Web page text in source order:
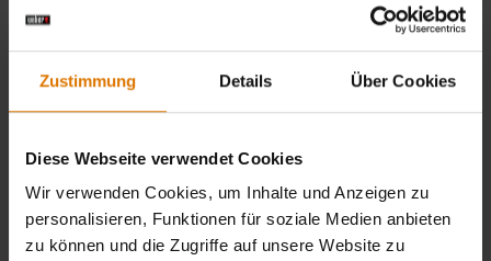
Zustimmung Details Über Cookies
Diese Webseite verwendet Cookies
Wir verwenden Cookies, um Inhalte und Anzeigen zu
personalisieren, Funktionen für soziale Medien anbieten
zu können und die Zugriffe auf unsere Website zu